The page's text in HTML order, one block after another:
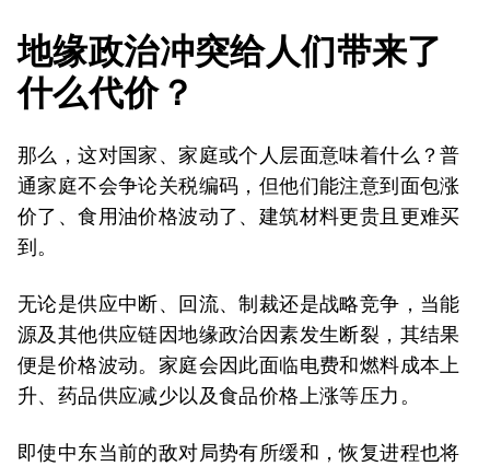
地缘政治冲突给人们带来了
什么代价？
那么，这对国家、家庭或个人层面意味着什么？普
通家庭不会争论关税编码，但他们能注意到面包涨
价了、食用油价格波动了、建筑材料更贵且更难买
到。
无论是供应中断、回流、制裁还是战略竞争，当能
源及其他供应链因地缘政治因素发生断裂，其结果
便是价格波动。家庭会因此面临电费和燃料成本上
升、药品供应减少以及食品价格上涨等压力。
即使中东当前的敌对局势有所缓和，恢复进程也将